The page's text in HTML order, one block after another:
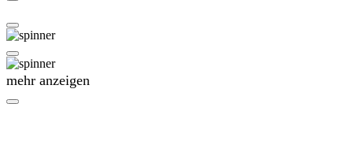
mehr anzeigen